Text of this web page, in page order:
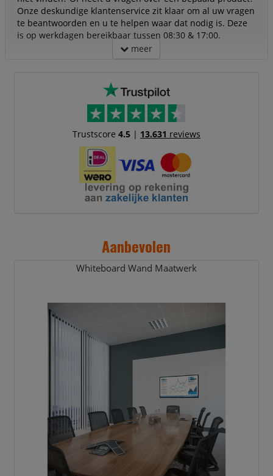
Onze deskundige klantenservice zit klaar om al uw vragen
te beantwoorden en u te helpen waar dat nodig is. Deze
is op werkdagen bereikbaar tussen 08:30 & 17:00.
meer
Trustscore 4.5| 13.631 reviews
Aanbevolen
Whiteboard Wand Maatwerk